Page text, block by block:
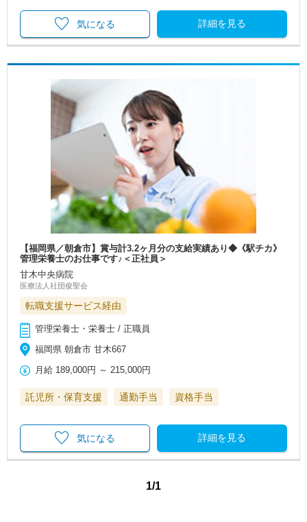
詳細を見る
気になる
【福岡県／朝倉市】賞与計3.2ヶ月分の支給実績あり◆《駅チカ》
管理栄養士のお仕事です♪＜正社員＞
甘木中央病院
医療法人社団俊聖会
転職支援サービス経由
管理栄養士・栄養士 / 正職員
福岡県 朝倉市 甘木667
月給 189,000円 ～215,000円
託児所・保育支援 通勤手当 資格手当
詳細を見る
気になる
1/1